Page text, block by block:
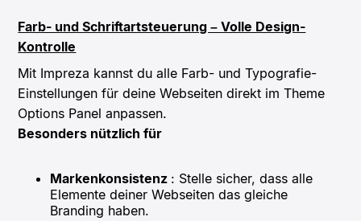
Farb- und Schriftartsteuerung – Volle Design-
Kontrolle
Mit Impreza kannst du alle Farb- und Typografie-
Einstellungen für deine Webseiten direkt im Theme
Options Panel anpassen.
Besonders nützlich für
Markenkonsistenz : Stelle sicher, dass alle
Elemente deiner Webseiten das gleiche
Branding haben.